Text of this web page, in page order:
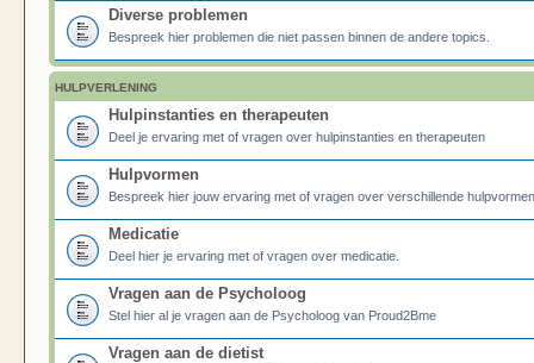
Diverse problemen
Bespreek hier problemen die niet passen binnen de andere topics.
HULPVERLENING
Hulpinstanties en therapeuten
Deel je ervaring met of vragen over hulpinstanties en therapeuten
Hulpvormen
Bespreek hier jouw ervaring met of vragen over verschillende
Medicatie
Deel hier je ervaring met of vragen over medicatie.
Vragen aan de Psycholoog
Stel hier al je vragen aan de Psycholoog van Proud2Bme
Vragen aan de dietist